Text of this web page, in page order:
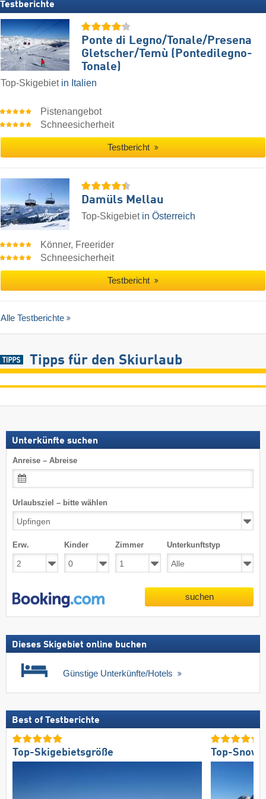
Testberichte
Ponte di Legno/​Tonale/​Presena
Gletscher/​Temù (Pontedilegno-
Tonale)
Top-Skigebiet in Italien
Pistenangebot
Schneesicherheit
Testbericht
Damüls Mellau
Top-Skigebiet in Österreich
Könner, Freerider
Schneesicherheit
Testbericht
Alle Testberichte
Tipps für den Skiurlaub
Unterkünfte suchen
Anreise – Abreise
Urlaubsziel – bitte wählen
Erw. Kinder Zimmer Unterkunftstyp
suchen
Dieses Skigebiet online buchen
Günstige Unterkünfte/Hotels
Best of Testberichte
Top-Skigebietsgröße Top-